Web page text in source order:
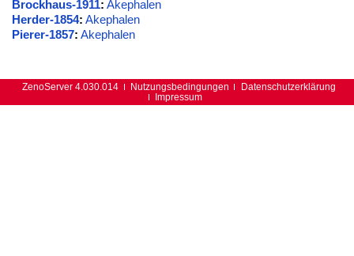
Brockhaus-1911: Akephalen
Herder-1854: Akephalen
Pierer-1857: Akephalen
ZenoServer 4.030.014 Nutzungsbedingungen
Datenschutzerklärung
Impressum